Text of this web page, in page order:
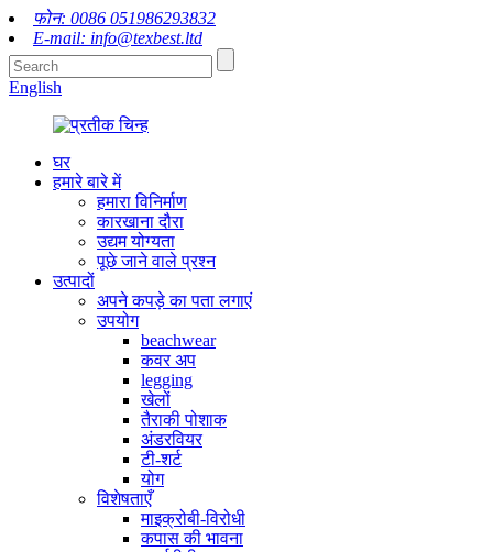
फोन: 0086 051986293832
E-mail: info@texbest.ltd
English
घर
हमारे बारे में
हमारा विनिर्माण
कारखाना दौरा
उद्यम योग्यता
पूछे जाने वाले प्रश्न
उत्पादों
अपने कपड़े का पता लगाएं
उपयोग
beachwear
कवर अप
legging
खेलों
तैराकी पोशाक
अंडरवियर
टी-शर्ट
योग
विशेषताएँ
माइक्रोबी-विरोधी
कपास की भावना